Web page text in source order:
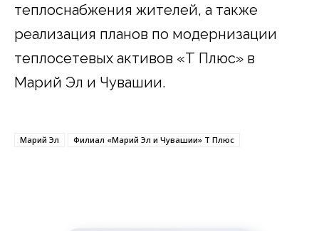
теплоснабжения жителей, а также
реализация планов по модернизации
теплосетевых активов «Т Плюс» в
Марий Эл и Чувашии.
Марий Эл Филиал «Марий Эл и Чувашии» Т Плюс